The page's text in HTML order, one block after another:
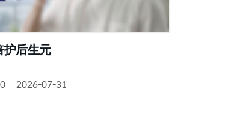
后生元
0 2026-07-31